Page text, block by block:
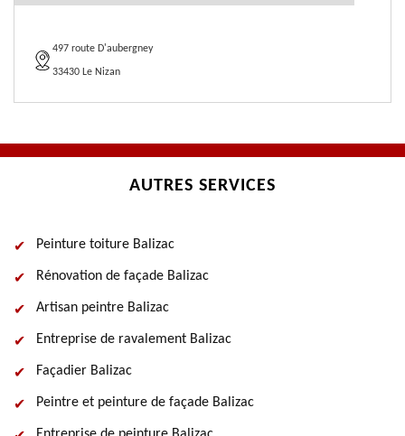
497 route D'aubergney
33430 Le Nizan
AUTRES SERVICES
Peinture toiture Balizac
Rénovation de façade Balizac
Artisan peintre Balizac
Entreprise de ravalement Balizac
Façadier Balizac
Peintre et peinture de façade Balizac